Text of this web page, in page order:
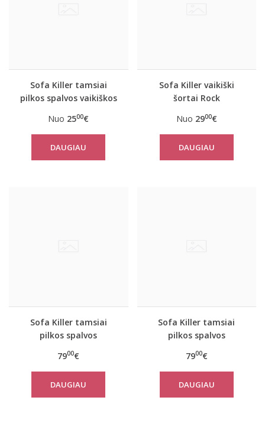
Sofa Killer tamsiai
pilkos spalvos vaikiškos
Nuo 2500€
DAUGIAU
Sofa Killer vaikiški
šortai Rock
Nuo 2900€
DAUGIAU
Sofa Killer tamsiai
pilkos spalvos
7900€
DAUGIAU
Sofa Killer tamsiai
pilkos spalvos
7900€
DAUGIAU